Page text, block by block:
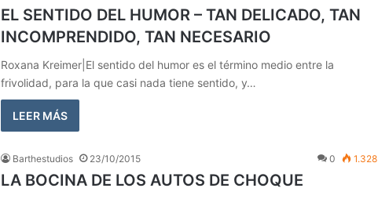
EL SENTIDO DEL HUMOR – TAN DELICADO, TAN
INCOMPRENDIDO, TAN NECESARIO
Roxana Kreimer|El sentido del humor es el término medio entre la
frivolidad, para la que casi nada tiene sentido, y…
LEER MÁS
Barthestudios 23/10/2015 0 1.328
LA BOCINA DE LOS AUTOS DE CHOQUE